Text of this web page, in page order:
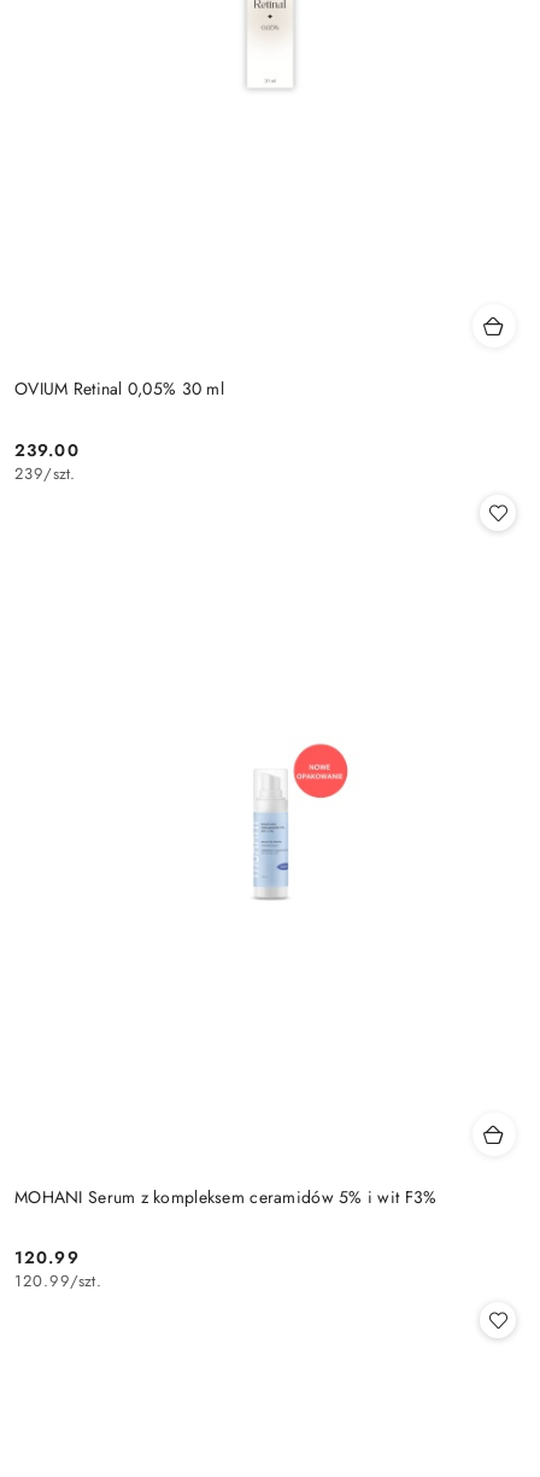
OVIUM Retinal 0,05% 30 ml
Cena:
239.00
239/szt.
MOHANI Serum z kompleksem ceramidów 5% i wit F3%
Cena:
120.99
120.99/szt.